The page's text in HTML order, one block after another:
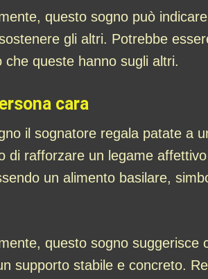
questo sogno può
gli altri. Potrebbe
che queste hanno sugli altri.
cara
il sognatore regala patate a
di rafforzare un legame
un alimento basilare,
questo sogno suggerisce
supporto stabile e concreto.